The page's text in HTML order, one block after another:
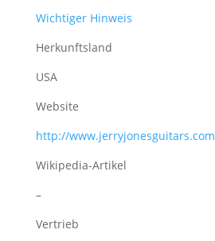
Wichtiger Hinweis
Herkunftsland
USA
Website
http://www.jerryjonesguitars.com
Wikipedia-Artikel
–
Vertrieb